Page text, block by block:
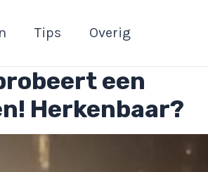
Tips Overig
een
Herkenbaar?